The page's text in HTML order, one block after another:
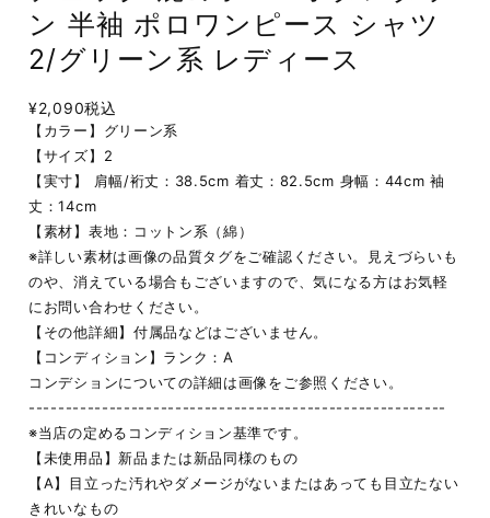
ン 半袖 ポロワンピース シャツ
2/グリーン系 レディース
¥2,090税込
【カラー】グリーン系
【サイズ】2
【実寸】 肩幅/裄丈：38.5cm 着丈：82.5cm 身幅：44cm 袖
丈：14cm
【素材】表地：コットン系（綿）
※詳しい素材は画像の品質タグをご確認ください。見えづらいも
のや、消えている場合もございますので、気になる方はお気軽
にお問い合わせください。
【その他詳細】付属品などはございません。
【コンディション】ランク：A
コンデションについての詳細は画像をご参照ください。
---------------------------------------------------------
※当店の定めるコンディション基準です。
【未使用品】新品または新品同様のもの
【A】目立った汚れやダメージがないまたはあっても目立たない
きれいなもの